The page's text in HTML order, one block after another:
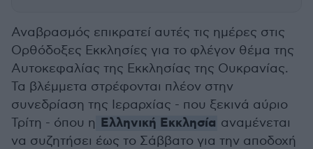
Αναβρασμός επικρατεί αυτές τις ημέρες στις
Ορθόδοξες Εκκλησίες για το φλέγον θέμα της
Αυτοκεφαλίας της Εκκλησίας της Ουκρανίας.
Τα βλέμμετα στρέφονται πλέον στην
συνεδρίαση της Ιεραρχίας - που ξεκινά αύριο
Τρίτη - όπου η Ελληνική Εκκλησία αναμένεται
να συζητήσει έως το Σάββατο για την αποδοχή